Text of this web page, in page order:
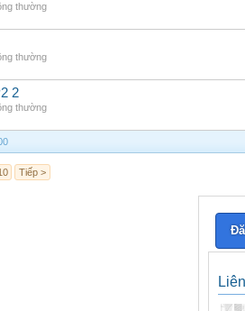
thường
thường
2
thường
Tiếp >